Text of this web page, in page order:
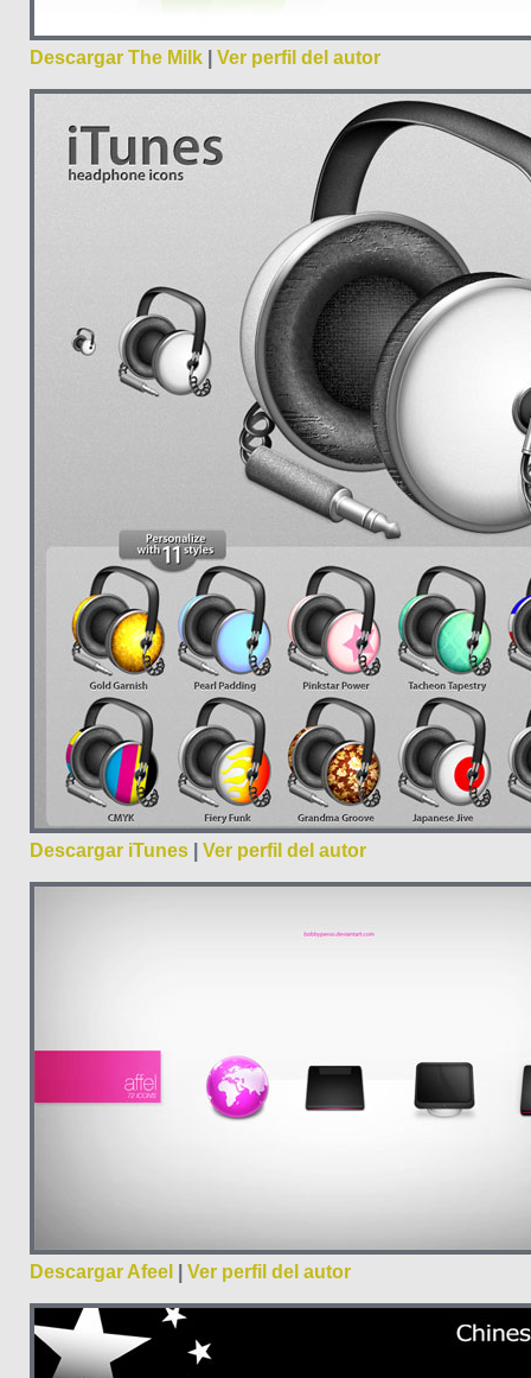
Descargar The Milk Ver perfil del autor
Descargar iTunes Ver perfil del autor
Descargar Afeel Ver perfil del autor